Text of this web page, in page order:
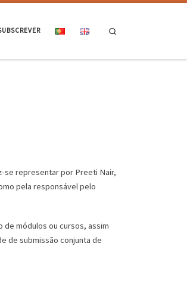
se representar por Preeti Nair,
pela responsável pelo
módulos ou cursos, assim
de submissão conjunta de